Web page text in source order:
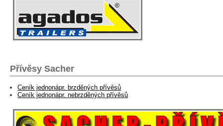
Přívěsy Sacher
Ceník jednonápr. brzděných přívěsů
Ceník jednonápr. nebrzděných přívěsů